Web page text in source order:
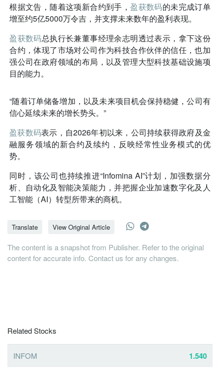
根据文告，随着这项新合约到手，盈获数码的未完成订单
增至约5亿5000万令吉，并支撑未来数年的盈利表现。
盈获数码总执行长兼董事经理余志明透过表示，拿下这份
合约，体现了市场对公司作为科技合作伙伴的信任，也加
强公司在政府领域的布局，以及管理大型科技基础设施项
目的能力。
“随着订单储备增加，以及未来项目机会保持稳健，公司有
信心延续未来的增长势头。”
盈获数码表示，自2026年初以来，公司持续获得政府及金
融服务领域的新合约及续约，反映经常性业务模式的优
势。
同时，该公司也持续推进“Infomina AI”计划，加强数据分
析、自动化及智能决策能力，并把握企业加速数字化及人
工智能（AI）转型所带来的商机。
Translate View Original Article
The content is a snapshot from Publisher. Refer to the original
content for accurate info. Contact us for any changes.
Related Stocks
INFOM 1.540